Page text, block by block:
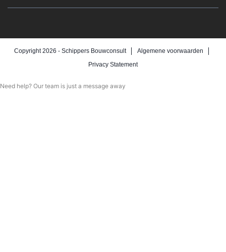
Copyright 2026 - Schippers Bouwconsult
Algemene voorwaarden
Privacy Statement
Need help? Our team is just a message away